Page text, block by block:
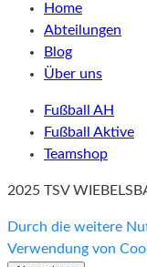
Home
Abteilungen
Blog
Über uns
Fußball AH
Fußball Aktive
Teamshop
2025 TSV
Durch die weitere
Verwendung von